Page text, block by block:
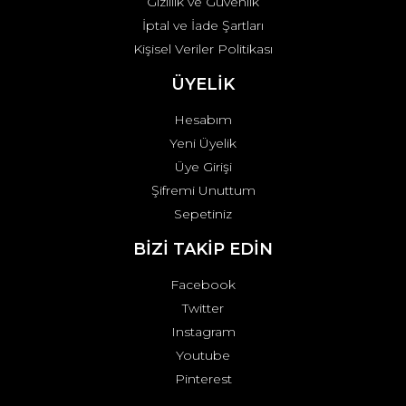
İptal ve İade Şartları
Kişisel Veriler Politikası
ÜYELİK
Hesabım
Yeni Üyelik
Üye Girişi
Şifremi Unuttum
Sepetiniz
BİZİ TAKİP EDİN
Facebook
Twitter
Instagram
Youtube
Pinterest